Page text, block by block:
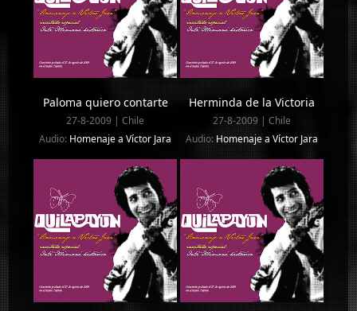
Paloma quiero contarte
27-8-2009 | Chile
Audio: Homenaje a Víctor Jara
Herminda de la Victoria
27-8-2009 | Chile
Audio: Homenaje a Víctor Jara